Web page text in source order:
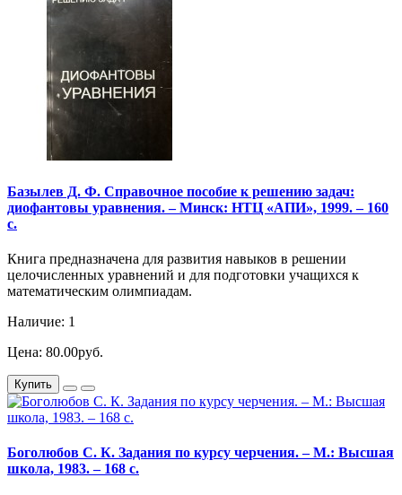
Базылев Д. Ф. Справочное пособие к решению задач:
диофантовы уравнения. – Минск: НТЦ «АПИ», 1999. – 160
с.
Книга предназначена для развития навыков в решении
целочисленных уравнений и для подготовки учащихся к
математическим олимпиадам.
Наличие: 1
Цена: 80.00руб.
Купить
Боголюбов С. К. Задания по курсу черчения. – М.: Высшая
школа, 1983. – 168 с.